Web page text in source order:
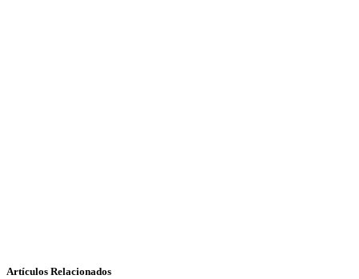
Artículos Relacionados